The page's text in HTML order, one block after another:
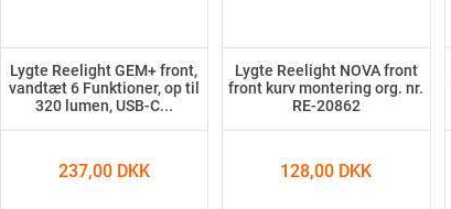
Lygte Reelight GEM+ front,
vandtæt 6 Funktioner, op til
320 lumen, USB-C...
237,00 DKK
Lygte Reelight NOVA front
front kurv montering org. nr.
RE-20862
128,00 DKK